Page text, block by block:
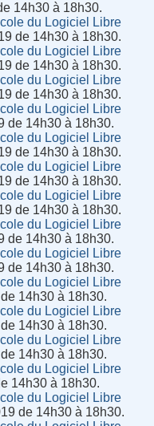
14h30 à 18h30.
du Logiciel Libre
de 14h30 à 18h30.
du Logiciel Libre
de 14h30 à 18h30.
du Logiciel Libre
de 14h30 à 18h30.
du Logiciel Libre
de 14h30 à 18h30.
du Logiciel Libre
de 14h30 à 18h30.
du Logiciel Libre
de 14h30 à 18h30.
du Logiciel Libre
de 14h30 à 18h30.
du Logiciel Libre
de 14h30 à 18h30.
du Logiciel Libre
de 14h30 à 18h30.
du Logiciel Libre
14h30 à 18h30.
du Logiciel Libre
14h30 à 18h30.
du Logiciel Libre
14h30 à 18h30.
du Logiciel Libre
14h30 à 18h30.
du Logiciel Libre
de 14h30 à 18h30.